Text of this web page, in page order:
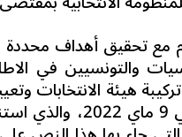
والتونسيين في
تركيبة هيئة